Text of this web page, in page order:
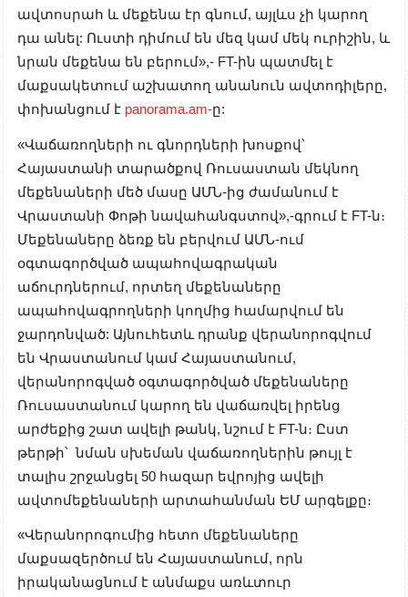
ավտոսրահ և մեքենա էր գնում, այլևս չի կարող
դա անել: Ուստի դիմում են մեզ կամ մեկ ուրիշին, և
նրան մեքենա են բերում»,- FT-ին պատմել է
մաքսակետում աշխատող անանուն ավտոդիլերը,
փոխանցում է panorama.am-ը:
«Վաճառողների ու գնորդների խոսքով՝
Հայաստանի տարածքով Ռուսաստան մեկնող
մեքենաների մեծ մասը ԱՄՆ-ից ժամանում է
Վրաստանի Փոթի նավահանգստով»,-գրում է FT-ն։
Մեքենաները ձեռք են բերվում ԱՄՆ-ում
օգտագործված ապահովագրական
աճուրդներում, որտեղ մեքենաները
ապահովագրողների կողմից համարվում են
ջարդոնված: Այնուհետև դրանք վերանորոգվում
են Վրաստանում կամ Հայաստանում,
վերանորոգված օգտագործված մեքենաները
Ռուսաստանում կարող են վաճառվել իրենց
արժեքից շատ ավելի թանկ, նշում է FT-ն։ Ըստ
թերթի՝ նման սխեման վաճառողներին թույլ է
տալիս շրջանցել 50 հազար եվրոյից ավելի
ավտոմեքենաների արտահանման ԵՄ արգելքը։
«Վերանորոգումից հետո մեքենաները
մաքսազերծում են Հայաստանում, որն
իրականացնում է անմաքս առևտուր